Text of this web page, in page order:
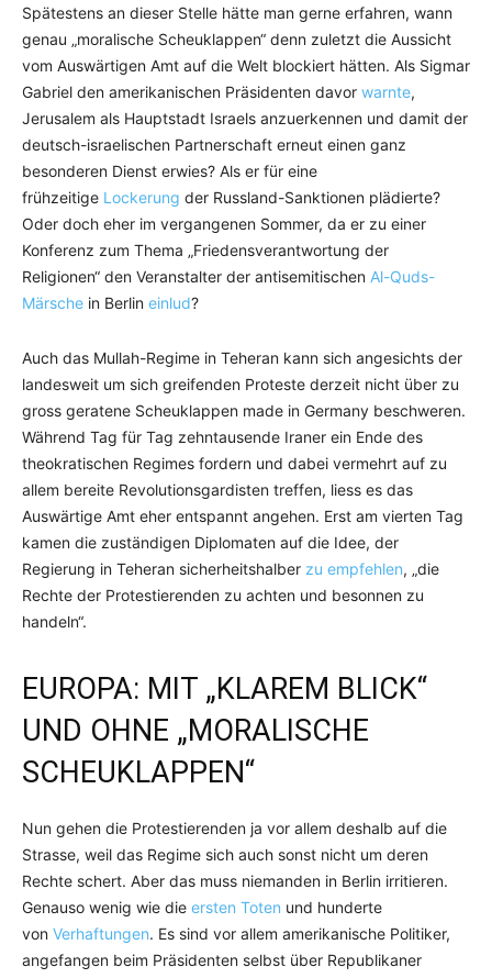
Spätestens an dieser Stelle hätte man gerne erfahren, wann
genau „moralische Scheuklappen“ denn zuletzt die Aussicht
vom Auswärtigen Amt auf die Welt blockiert hätten. Als Sigmar
Gabriel den amerikanischen Präsidenten davor warnte,
Jerusalem als Hauptstadt Israels anzuerkennen und damit der
deutsch-israelischen Partnerschaft erneut einen ganz
besonderen Dienst erwies? Als er für eine
frühzeitige Lockerung der Russland-Sanktionen plädierte?
Oder doch eher im vergangenen Sommer, da er zu einer
Konferenz zum Thema „Friedensverantwortung der
Religionen“ den Veranstalter der antisemitischen Al-Quds-
Märsche in Berlin einlud?
Auch das Mullah-Regime in Teheran kann sich angesichts der
landesweit um sich greifenden Proteste derzeit nicht über zu
gross geratene Scheuklappen made in Germany beschweren.
Während Tag für Tag zehntausende Iraner ein Ende des
theokratischen Regimes fordern und dabei vermehrt auf zu
allem bereite Revolutionsgardisten treffen, liess es das
Auswärtige Amt eher entspannt angehen. Erst am vierten Tag
kamen die zuständigen Diplomaten auf die Idee, der
Regierung in Teheran sicherheitshalber zu empfehlen, „die
Rechte der Protestierenden zu achten und besonnen zu
handeln“.
EUROPA: MIT „KLAREM BLICK“
UND OHNE „MORALISCHE
SCHEUKLAPPEN“
Nun gehen die Protestierenden ja vor allem deshalb auf die
Strasse, weil das Regime sich auch sonst nicht um deren
Rechte schert. Aber das muss niemanden in Berlin irritieren.
Genauso wenig wie die ersten Toten und hunderte
von Verhaftungen. Es sind vor allem amerikanische Politiker,
angefangen beim Präsidenten selbst über Republikaner